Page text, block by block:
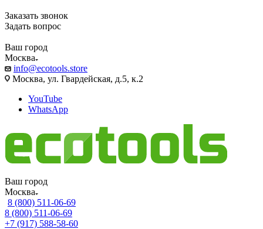
Заказать звонок
Задать вопрос
Ваш город
Москва
info@ecotools.store
Москва, ул. Гвардейская, д.5, к.2
YouTube
WhatsApp
Ваш город
Москва
8 (800) 511-06-69
8 (800) 511-06-69
+7 (917) 588-58-60